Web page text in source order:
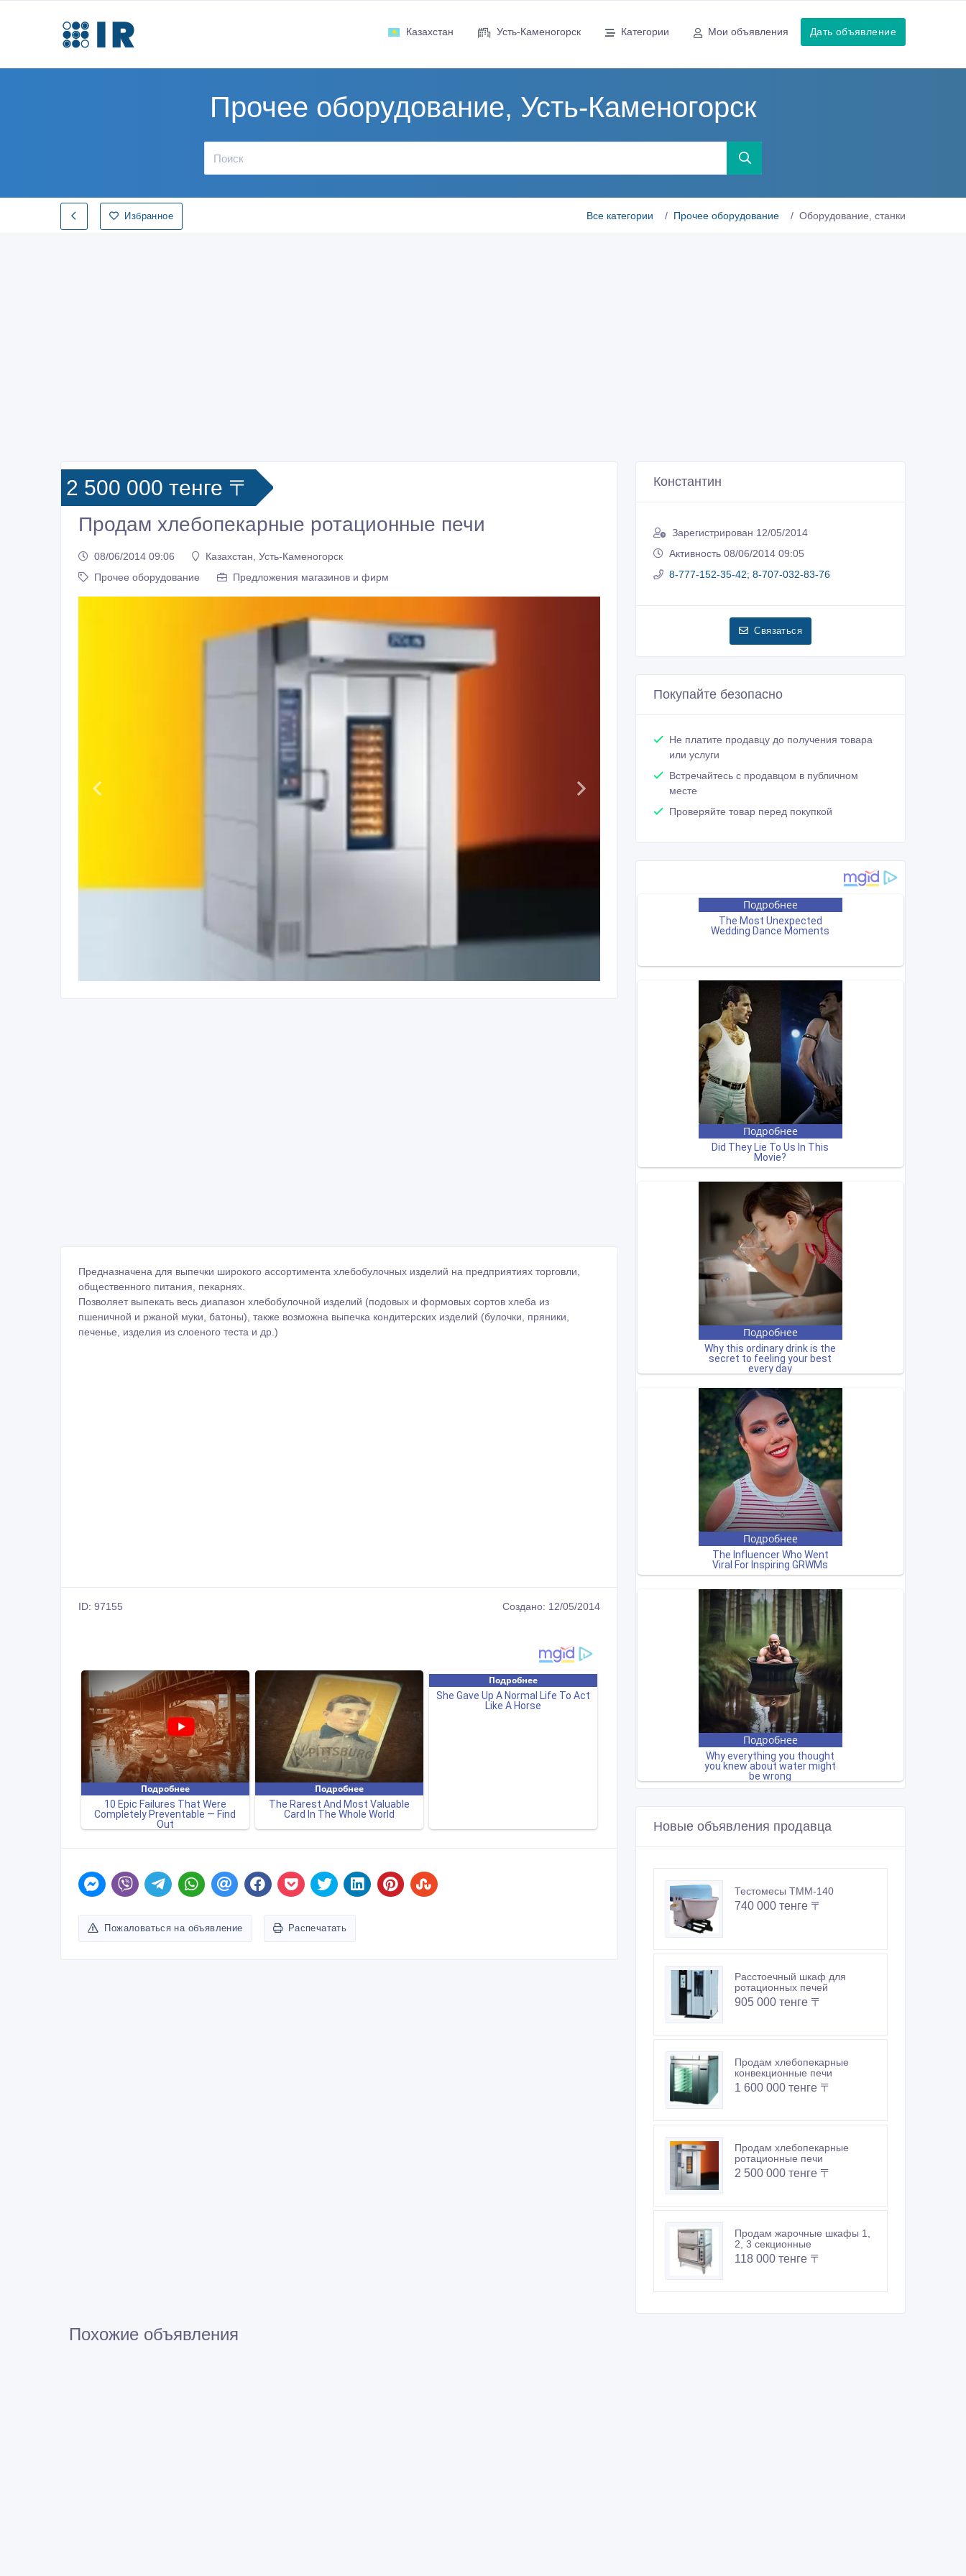
Казахстан Усть-Каменогорск Категории Мои объявления Дать объявление
Прочее оборудование, Усть-Каменогорск
Избранное Все категории Прочее оборудование Оборудование, станки
2 500 000 тенге 〒
Продам хлебопекарные ротационные печи
08/06/2014 09:06
Казахстан, Усть-Каменогорск
Прочее оборудование
Предложения магазинов и фирм
Предназначена для выпечки широкого ассортимента хлебобулочных изделий на предприятиях торговли,
общественного питания, пекарнях.
Позволяет выпекать весь диапазон хлебобулочной изделий (подовых и формовых сортов хлеба из
пшеничной и ржаной муки, батоны), также возможна выпечка кондитерских изделий (булочки, пряники,
печенье, изделия из слоеного теста и др.)
ID: 97155 Создано: 12/05/2014
Пожаловаться на объявление Распечатать
Константин
Зарегистрирован 12/05/2014
Активность 08/06/2014 09:05
8-777-152-35-42; 8-707-032-83-76
Связаться
Покупайте безопасно
Не платите продавцу до получения товара
или услуги
Встречайтесь с продавцом в публичном
месте
Проверяйте товар перед покупкой
Новые объявления продавца
Тестомесы ТММ-140
740 000 тенге 〒
Расстоечный шкаф для
ротационных печей
905 000 тенге 〒
Продам хлебопекарные
конвекционные печи
1 600 000 тенге 〒
Продам хлебопекарные
ротационные печи
2 500 000 тенге 〒
Продам жарочные шкафы 1,
2, 3 секционные
118 000 тенге 〒
Похожие объявления